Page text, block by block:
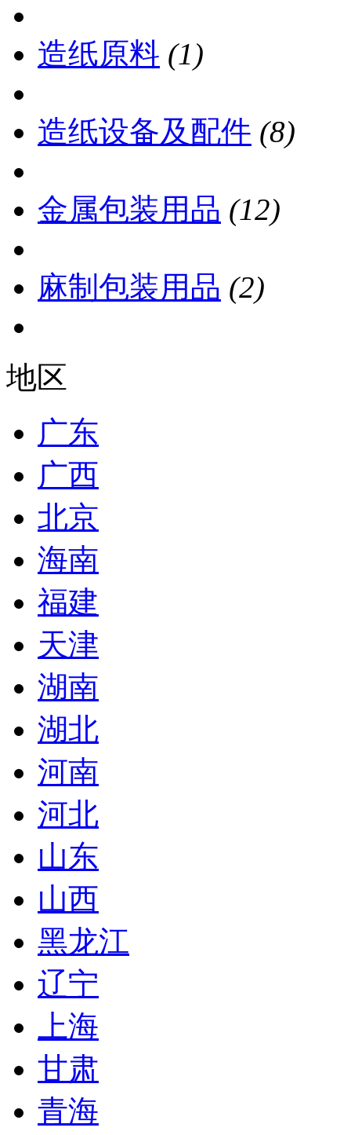
造纸原料 (1)
造纸设备及配件 (8)
金属包装用品 (12)
麻制包装用品 (2)
地区
广东
广西
北京
海南
福建
天津
湖南
湖北
河南
河北
山东
山西
黑龙江
辽宁
上海
甘肃
青海